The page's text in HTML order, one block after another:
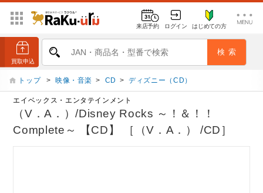
来店予約 ログイン はじめての方
トップ > 映像・音楽 > CD > ディズニー（CD）
エイベックス・エンタテインメント
（V．A．）/Disney Rocks ～！＆！！
Complete～ 【CD】 ［（V．A．） /CD］